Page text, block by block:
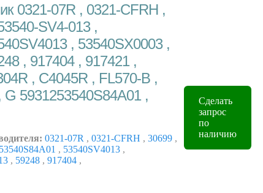
0321-07R , 0321-CFRH ,
SV4-013 ,
, 53540SX0003 ,
, 917404 , 917421 ,
, C4045R , FL570-B ,
5931253540S84A01 ,
0321-07R , 0321-CFRH , 30699 ,
53540S84A01 , 53540SV4013 ,
, 59248 , 917404 ,
Сделать
запрос
по
наличию